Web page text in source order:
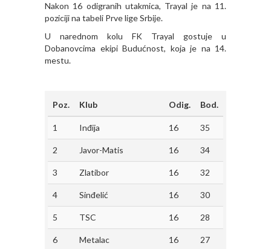
Nakon 16 odigranih utakmica, Trayal je na 11.
poziciji na tabeli Prve lige Srbije.
U narednom kolu FK Trayal gostuje u
Dobanovcima ekipi Budućnost, koja je na 14.
mestu.
Poz. Klub Odig. Bod.
1 Inđija 16 35
2 Javor-Matis 16 34
3 Zlatibor 16 32
4 Sinđelić 16 30
5 TSC 16 28
6 Metalac 16 27